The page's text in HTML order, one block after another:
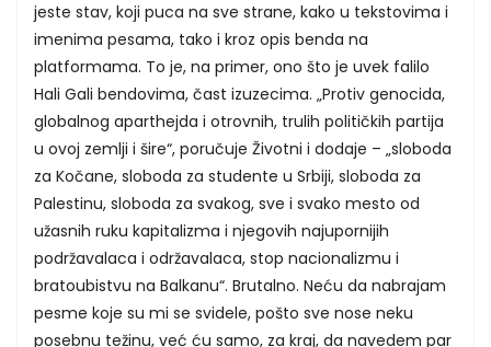
jeste stav, koji puca na sve strane, kako u tekstovima i
imenima pesama, tako i kroz opis benda na
platformama. To je, na primer, ono što je uvek falilo
Hali Gali bendovima, čast izuzecima. „Protiv genocida,
globalnog aparthejda i otrovnih, trulih političkih partija
u ovoj zemlji i šire“, poručuje Životni i dodaje – „sloboda
za Kočane, sloboda za studente u Srbiji, sloboda za
Palestinu, sloboda za svakog, sve i svako mesto od
užasnih ruku kapitalizma i njegovih najupornijih
podržavalaca i održavalaca, stop nacionalizmu i
bratoubistvu na Balkanu“. Brutalno. Neću da nabrajam
pesme koje su mi se svidele, pošto sve nose neku
posebnu težinu, već ću samo, za kraj, da navedem par